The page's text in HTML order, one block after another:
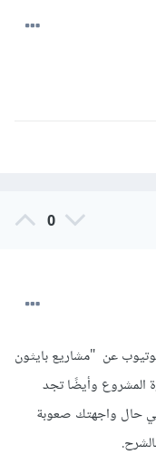
0
عن "مشاريع بايثون
المشروع وأيضًا تجد
في حال واجهتك صعوبة